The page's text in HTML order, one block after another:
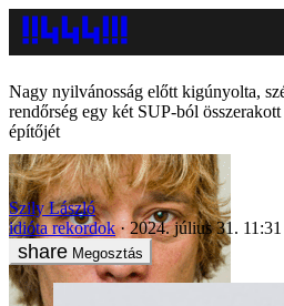
Nagy nyilvánosság előtt kigúnyolta,
rendőrség egy két SUP-ból
építőjét
Szily László
idióta rekordok
2024. július 31. 11:31
Megosztás